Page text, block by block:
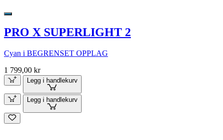
PRO X SUPERLIGHT 2
Cyan i BEGRENSET OPPLAG
1 799,00 kr
Legg i handlekurv
Legg i handlekurv